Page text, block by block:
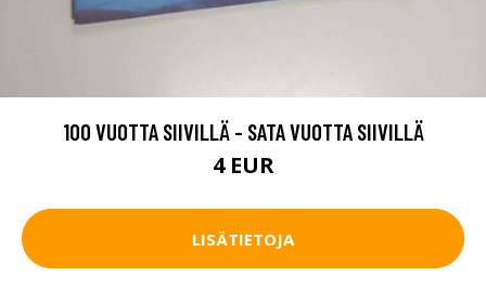
100 VUOTTA SIIVILLÄ - SATA VUOTTA SIIVILLÄ
4 EUR
LISÄTIETOJA